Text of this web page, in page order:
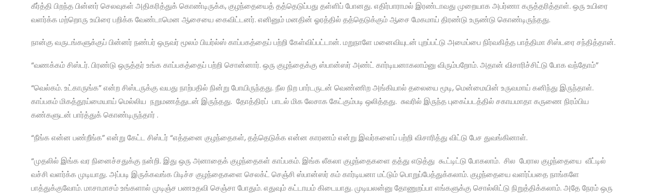
கீர்த்தி பிறந்த பின்னர் செலவுகள் அதிகரித்துக் கொண்டிருக்க, குழந்தையைத் தத்தெடுப்பது தள்ளிப் போனது. எதிர்பாராமல் இரண்டாவது முறையாக அபர்ணா கருத்தரித்தாள். ஒரு உயிரை
வளர்க்க மற்றொரு உயிரை பறிக்க வேண்டாமென ஆசையை கைவிட்டனர். எனினும் மனதின் ஓரத்தில் தத்தெடுக்கும் ஆசை மேகமாய் திரண்டு உருண்டு கொண்டிருந்தது.
நான்கு வருடங்களுக்குப் பின்னர் நண்பர் ஒருவர் மூலம் பியர்ல்ஸ் காப்பகத்தைப் பற்றி கேள்விப்பட்டான். மறுநாளே மனைவியுடன் புறப்பட்டு அமைப்பை நிர்வகித்த பாத்திமா சிஸ்டரை சந்தித்தான்.
“வணக்கம் சிஸ்டர். பிரண்டு ஒருத்தர் உங்க காப்பகத்தைப் பற்றி சொன்னார். ஒரு குழந்தைக்கு ஸ்பான்ஸர் அண்ட் கார்டியனாகலாம்னு விரும்பறோம். அதான் விசாரிச்சிட்டு போக வந்தோம்”
“வெல்கம். உட்காருங்க” என்ற சிஸ்டருக்கு வயது நாற்பதில் நின்று போயிருந்தது. நீல நிற பார்டருடன் வெண்ணிற அங்கியால் தலையை மூடி, மென்மையின் உருவமாய் கனிந்து இருந்தாள்.
காப்பகம் மிகத்தூய்மையாய் மெல்லிய நறுமணத்துடன் இருந்தது. தோத்திரப் பாடல் மிக லேசாக கேட்கும்படி ஒலித்தது. சுவரில் இருந்த புகைப்படத்தில் சகாயமாதா கருணை நிரம்பிய
கண்களுடன் பார்த்துக் கொண்டிருந்தார் .
“நீங்க என்ன பண்றீங்க” என்று கேட்ட சிஸ்டர் “எத்தனை குழந்தைகள், தத்தெடுக்க என்ன காரணம் என்று இவர்களைப் பற்றி விசாரித்து விட்டு பேச துவங்கினாள்.
“முதலில் இங்க வர நினைச்சதுக்கு நன்றி. இது ஒரு அனாதைக் குழந்தைகள் காப்பகம். இங்க லீகலா குழந்தைகளை தத்து எடுத்து கூட்டிட்டு போகலாம். சில பேரால குழந்தையை வீட்டில்
வச்சி வளர்க்க முடியாது. அப்படி இருக்கவங்க பிடிச்ச குழந்தைகளை செலக்ட் செஞ்சி ஸ்பான்ஸர் கம் கார்டியனா மட்டும் பொறுப்பேத்துக்கலாம். குழந்தையை வளர்ப்பதை நாங்களே
பாத்துக்குவோம். மாசாமாசம் உங்களால் முடிஞ்ச பணஉதவி செஞ்சா போதும். எதுவும் கட்டாயம் கிடையாது. முடியலன்னு தோணுறப்பா எங்களுக்கு சொல்லிட்டு நிறுத்திக்கலாம். அதே நேரம் ஒரு